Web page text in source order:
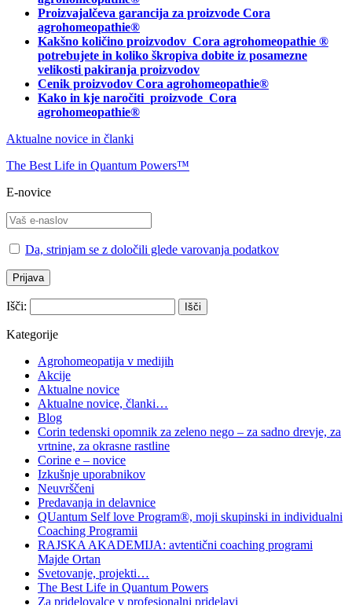
Proizvajalčeva garancija za proizvode Cora
agrohomeopathie®
Kakšno količino proizvodov Cora agrohomeopathie ®
potrebujete in koliko škropiva dobite iz posamezne
velikosti pakiranja proizvodov
Cenik proizvodov Cora agrohomeopathie®
Kako in kje naročiti proizvode Cora
agrohomeopathie®
Aktualne novice in članki
The Best Life in Quantum Powers™
E-novice
Da, strinjam se z določili glede varovanja podatkov
Išči:
Kategorije
Agrohomeopatija v medijih
Akcije
Aktualne novice
Aktualne novice, članki…
Blog
Corin tedenski opomnik za zeleno nego – za sadno drevje, za
vrtnine, za okrasne rastline
Corine e – novice
Izkušnje uporabnikov
Neuvrščeni
Predavanja in delavnice
QUantum Self love Program®, moji skupinski in individualni
Coaching Programii
RAJSKA AKADEMIJA: avtentični coaching programi
Majde Ortan
Svetovanje, projekti…
The Best Life in Quantum Powers
Za pridelovalce v profesionalni pridelavi